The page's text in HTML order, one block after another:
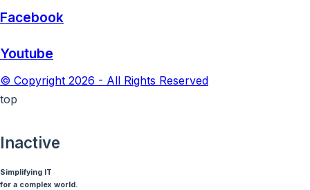
Facebook
Youtube
© Copyright 2026 - All Rights Reserved
top
Inactive
Simplifying IT
for a complex world.